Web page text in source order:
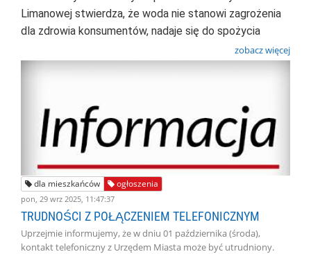
Limanowej stwierdza, że woda nie stanowi zagrożenia
dla zdrowia konsumentów, nadaje się do spożycia
zobacz więcej
dla mieszkańców ogłoszenia
pon, 29 wrz 2025, 11:47:37
TRUDNOŚCI Z POŁĄCZENIEM TELEFONICZNYM
Uprzejmie informujemy, że w dniu 01 października (środa),
kontakt telefoniczny z Urzędem Miasta może być utrudniony.